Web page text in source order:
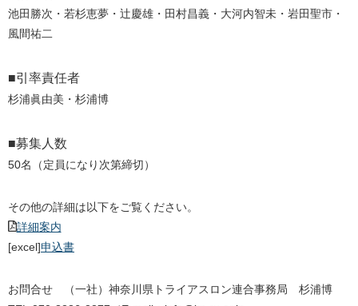
池田勝次・若杉恵夢・辻慶雄・田村昌義・大河内智未・岩田聖市・
風間祐二
■引率責任者
杉浦眞由美・杉浦博
■募集人数
50名（定員になり次第締切）
その他の詳細は以下をご覧ください。
詳細案内
[excel]申込書
お問合せ （一社）神奈川県トライアスロン連合事務局 杉浦博